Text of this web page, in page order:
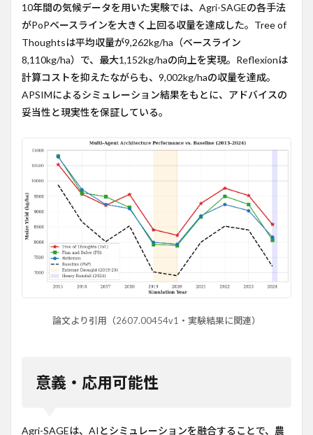
10年間の気候データを用いた実験では、Agri-SAGEの各手法
がPoPベースラインを大きく上回る収量を達成した。Tree of
Thoughtsは平均収量が9,262kg/ha（ベースライン
8,110kg/ha）で、最大1,152kg/haの向上を実現。Reflexionは
計算コストを抑えたながらも、9,002kg/haの収量を達成。
APSIMによるシミュレーション結果をもとに、アドバイスの
妥当性と現実性を保証している。
論文より引用（2607.00454v1・実験結果に関連）
意義・応用可能性
Agri-SAGEは、AIとシミュレーションを融合することで、農